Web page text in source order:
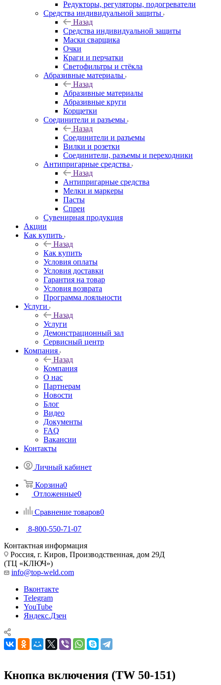
Редукторы, регуляторы, подогреватели
Средства индивидуальной защиты
Назад
Средства индивидуальной защиты
Маски сварщика
Очки
Краги и перчатки
Светофильтры и стёкла
Абразивные материалы
Назад
Абразивные материалы
Абразивные круги
Корщетки
Соединители и разъемы
Назад
Соединители и разъемы
Вилки и розетки
Соединители, разъемы и переходники
Антипригарные средства
Назад
Антипригарные средства
Мелки и маркеры
Пасты
Спреи
Сувенирная продукция
Акции
Как купить
Назад
Как купить
Условия оплаты
Условия доставки
Гарантия на товар
Условия возврата
Программа лояльности
Услуги
Назад
Услуги
Демонстрационный зал
Сервисный центр
Компания
Назад
Компания
О нас
Партнерам
Новости
Блог
Видео
Документы
FAQ
Вакансии
Контакты
Личный кабинет
Корзина0
Отложенные0
Сравнение товаров0
8-800-550-71-07
Контактная информация
Россия, г. Киров, Производственная, дом 29Д
(ТЦ «КЛЮЧ»)
info@top-weld.com
Вконтакте
Telegram
YouTube
Яндекс.Дзен
Кнопка включения (TW 50-151)